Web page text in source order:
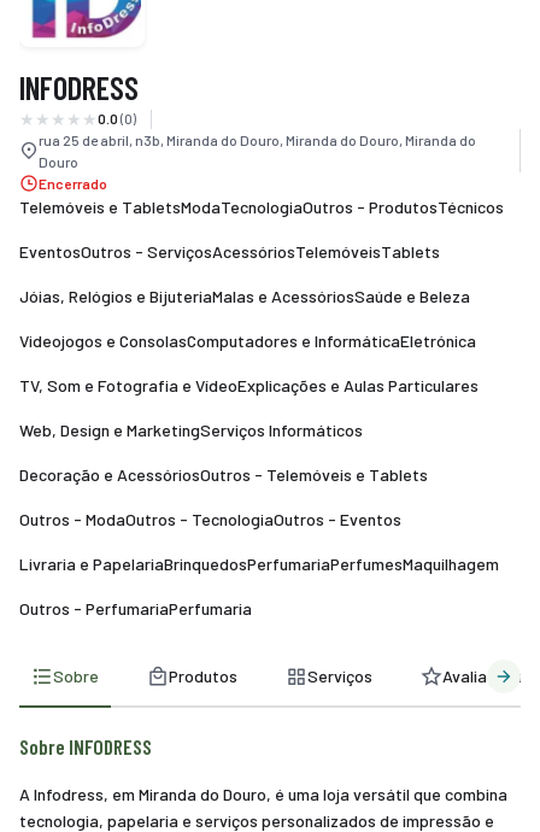
INFODRESS
0.0 (0)
rua 25 de abril, n3b, Miranda do Douro, Miranda do Douro, Miranda do
Douro
Encerrado
Telemóveis e TabletsModaTecnologiaOutros - ProdutosTécnicos
EventosOutros - ServiçosAcessóriosTelemóveisTablets
Jóias, Relógios e BijuteriaMalas e AcessóriosSaúde e Beleza
Videojogos e ConsolasComputadores e InformáticaEletrónica
TV, Som e Fotografia e VídeoExplicações e Aulas Particulares
Web, Design e MarketingServiços Informáticos
Decoração e AcessóriosOutros - Telemóveis e Tablets
Outros - ModaOutros - TecnologiaOutros - Eventos
Livraria e PapelariaBrinquedosPerfumariaPerfumesMaquilhagem
Outros - PerfumariaPerfumaria
Sobre Produtos Serviços Avaliações
Sobre INFODRESS
A Infodress, em Miranda do Douro, é uma loja versátil que combina
tecnologia, papelaria e serviços personalizados de impressão e